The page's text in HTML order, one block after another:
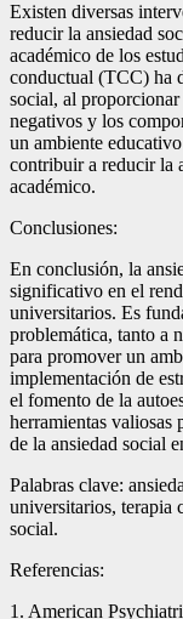
Existen diversas
reducir la ansiedad
académico de los
conductual (TCC) ha
social, al proporcionar
negativos y los
un ambiente
contribuir a reducir la
académico.
Conclusiones:
En conclusión, la
significativo en el
universitarios. Es
problemática, tanto a
para promover un
implementación de
el fomento de la
herramientas valiosas
de la ansiedad social
Palabras clave:
universitarios, terapia
social.
Referencias:
1. American